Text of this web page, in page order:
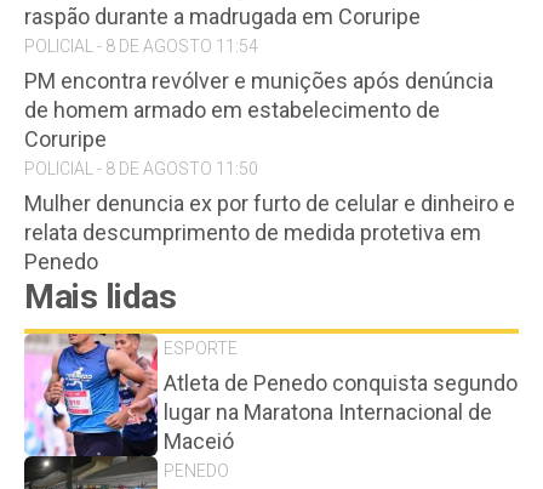
raspão durante a madrugada em Coruripe
POLICIAL - 8 DE AGOSTO 11:54
PM encontra revólver e munições após denúncia
de homem armado em estabelecimento de
Coruripe
POLICIAL - 8 DE AGOSTO 11:50
Mulher denuncia ex por furto de celular e dinheiro e
relata descumprimento de medida protetiva em
Penedo
Mais lidas
ESPORTE
Atleta de Penedo conquista segundo
lugar na Maratona Internacional de
Maceió
PENEDO